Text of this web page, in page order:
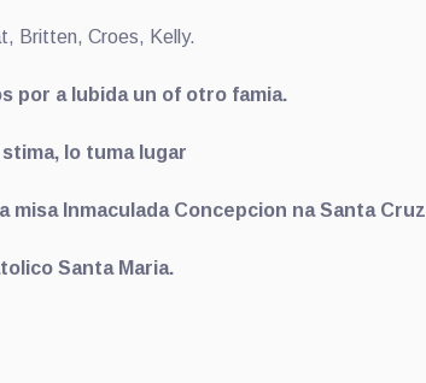
Britten, Croes, Kelly.
por a lubida un of otro famia.
lo tuma lugar
misa Inmaculada Concepcion na Santa Cruz
Santa Maria.